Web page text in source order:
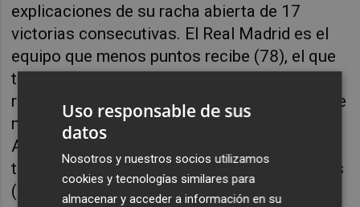
explicaciones de su racha abierta de 17
victorias consecutivas. El Real Madrid es el
equipo que menos puntos recibe (78), el que
tiene el mejor rating defensivo (106,7 puntos
recibidos cada 100 posesiones) y el que tiene
mejor eficacia por tiro recibido (solo 0,97).
Además el equipo blanco lidera la acb en
tapones (3,86), porcentaje de tiros taponados
(9,8%) y rebotes defensivos (27,86).
Uso responsable de sus
datos
Nosotros y nuestros socios utilizamos
cookies y tecnologías similares para
almacenar y acceder a información en su